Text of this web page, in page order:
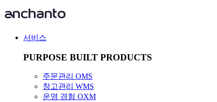
서비스
PURPOSE BUILT PRODUCTS
주문관리 OMS
창고관리 WMS
운영 경험 OXM